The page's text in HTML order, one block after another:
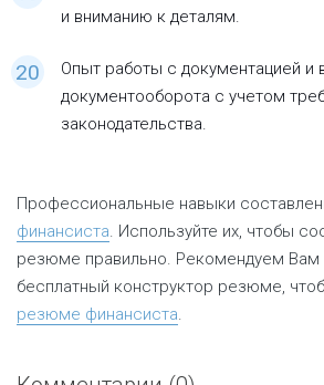
и вниманию к деталям.
Опыт работы с документацией и
документооборота с учетом
законодательства.
Профессиональные навыки
финансиста. Используйте их, чтобы
резюме правильно. Рекомендуем Вам
бесплатный конструктор резюме,
резюме финансиста.